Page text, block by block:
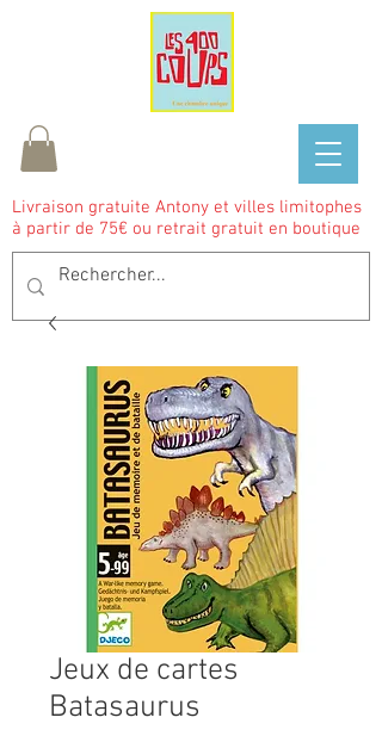
Livraison gratuite Antony et villes limitophes
à partir de 75€ ou retrait gratuit en boutique
Jeux de cartes
Batasaurus